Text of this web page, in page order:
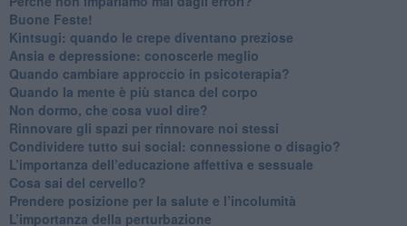
​Buone Feste!
​Kintsugi: quando le crepe diventano preziose
Ansia e depressione: conoscerle meglio
Quando cambiare approccio in psicoterapia?
​Quando la mente è più stanca del corpo
Non dormo, che cosa vuol dire?
​Rinnovare gli spazi per rinnovare noi stessi
​Condividere tutto sui social: connessione o disagio?
​L’importanza dell’educazione affettiva e sessuale
​Cosa sai del cervello?
Prendere posizione per la salute e l’incolumità
L’importanza della perturbazione